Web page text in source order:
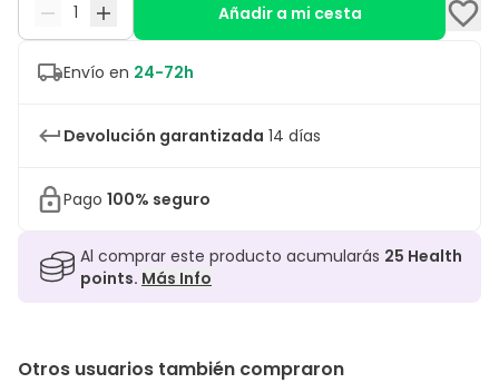
Añadir a mi cesta
Envío en 24-72h
Devolución garantizada 14 días
Pago 100% seguro
Al comprar este producto acumularás 25 Health
points. Más Info
Otros usuarios también compraron